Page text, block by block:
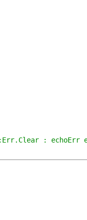
: echoErr